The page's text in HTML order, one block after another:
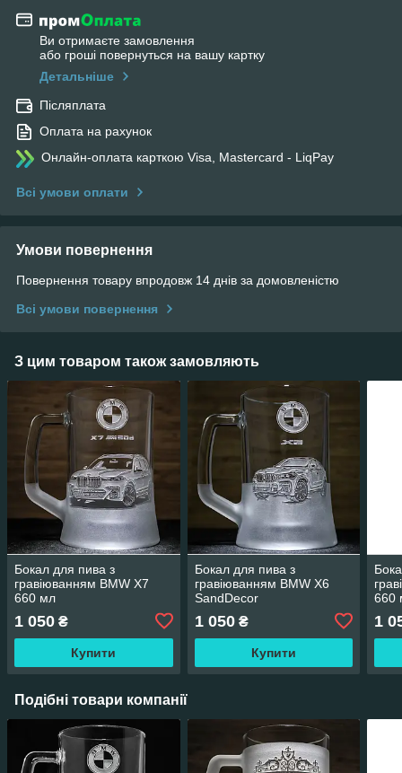
Ви отримаєте замовлення
або гроші повернуться на вашу картку
Детальніше
Післяплата
Оплата на рахунок
Онлайн-оплата карткою Visa, Mastercard - LiqPay
Всі умови оплати
Умови повернення
Повернення товару впродовж 14 днів за домовленістю
Всі умови повернення
З цим товаром також замовляють
Бокал для пива з
гравіюванням BMW X7
660 мл
1 050 ₴
Купити
Бокал для пива з
гравіюванням BMW X6
SandDecor
1 050₴
Купити
660
1
Подібні товари компанії